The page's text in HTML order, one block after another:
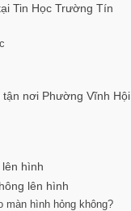
Tin Học Trường Tín
nơi Phường Vĩnh Hội
hình
lên hình
màn hình hỏng không?